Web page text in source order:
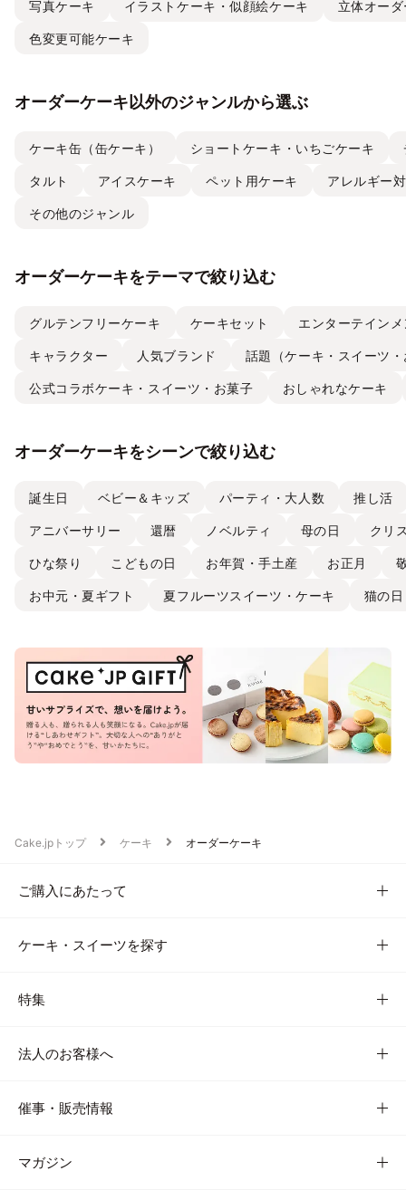
写真ケーキ イラストケーキ・似顔絵ケーキ 立体オー
色変更可能ケーキ
オーダーケーキ以外のジャンルから選ぶ
ケーキ缶（缶ケーキ） ショートケーキ・いちごケーキ
タルト アイスケーキ ペット用ケーキ アレルギー
その他のジャンル
オーダーケーキをテーマで絞り込む
グルテンフリーケーキ ケーキセット エンターテイン
キャラクター 人気ブランド 話題（ケーキ・スイーツ
公式コラボケーキ・スイーツ・お菓子 おしゃれなケーキ
オーダーケーキをシーンで絞り込む
誕生日 ベビー＆キッズ パーティ・大人数 推し活
アニバーサリー 還暦 ノベルティ 母の日 クリ
ひな祭り こどもの日 お年賀・手土産 お正月
お中元・夏ギフト 夏フルーツスイーツ・ケーキ 猫の日
Cake.jpトップ ケーキ オーダーケーキ
ご購入にあたって
ケーキ・スイーツを探す
特集
法人のお客様へ
催事・販売情報
マガジン